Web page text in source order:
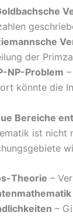
der
NP-Problem
könnte die
Bereiche
ist nicht
Theorie –
–